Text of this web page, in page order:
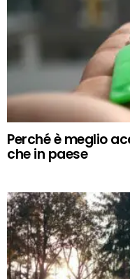
Perché è meglio
che in paese